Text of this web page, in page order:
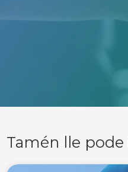
Tamén lle pode